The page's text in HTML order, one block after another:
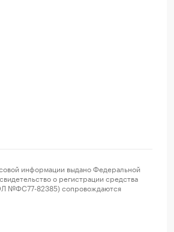
информации выдано Федеральной
о регистрации средства
№ФС77-82385) сопровождаются